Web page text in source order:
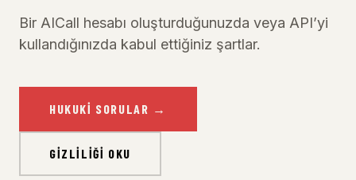
Bir AICall hesabı oluşturduğunuzda veya API’yi
kullandığınızda kabul ettiğiniz şartlar.
HUKUKI SORULAR →
GIZLILIĞI OKU